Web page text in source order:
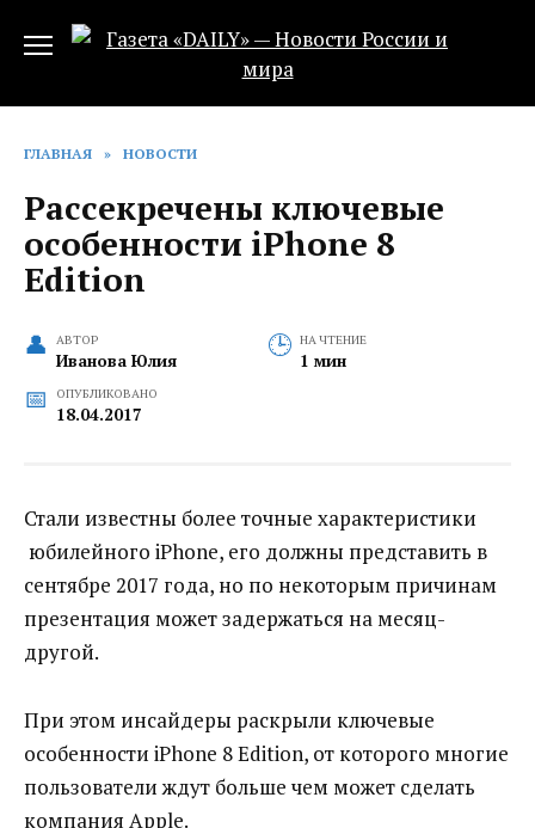
ГЛАВНАЯ » НОВОСТИ
Рассекречены ключевые
особенности iPhone 8
Edition
АВТОР
Иванова Юлия
НА ЧТЕНИЕ
1 мин
ОПУБЛИКОВАНО
18.04.2017
Стали известны более точные характеристики
юбилейного iPhone, его должны представить в
сентябре 2017 года, но по некоторым причинам
презентация может задержаться на месяц-
другой.
При этом инсайдеры раскрыли ключевые
особенности iPhone 8 Edition, от которого многие
пользователи ждут больше чем может сделать
компания Apple.